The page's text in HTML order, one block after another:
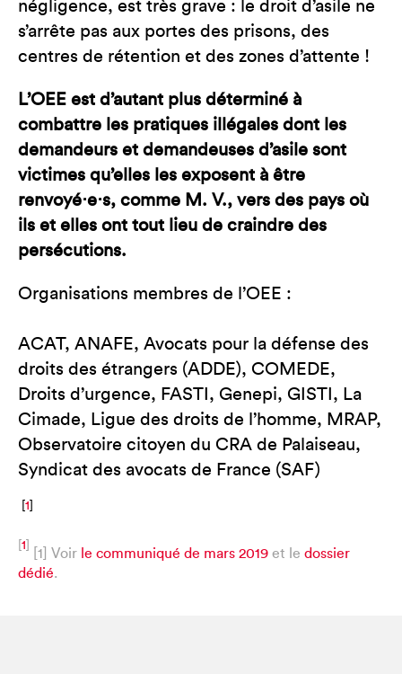
négligence, est très grave : le droit d’asile ne
s’arrête pas aux portes des prisons, des
centres de rétention et des zones d’attente !
L’OEE est d’autant plus déterminé à
combattre les pratiques illégales dont les
demandeurs et demandeuses d’asile sont
victimes qu’elles les exposent à être
renvoyé⋅e⋅s, comme M. V., vers des pays où
ils et elles ont tout lieu de craindre des
persécutions.
Organisations membres de l’OEE :
ACAT, ANAFE, Avocats pour la défense des
droits des étrangers (ADDE), COMEDE,
Droits d’urgence, FASTI, Genepi, GISTI, La
Cimade, Ligue des droits de l’homme, MRAP,
Observatoire citoyen du CRA de Palaiseau,
Syndicat des avocats de France (SAF)
1
1
[1] Voir le communiqué de mars 2019 et le dossier
dédié.